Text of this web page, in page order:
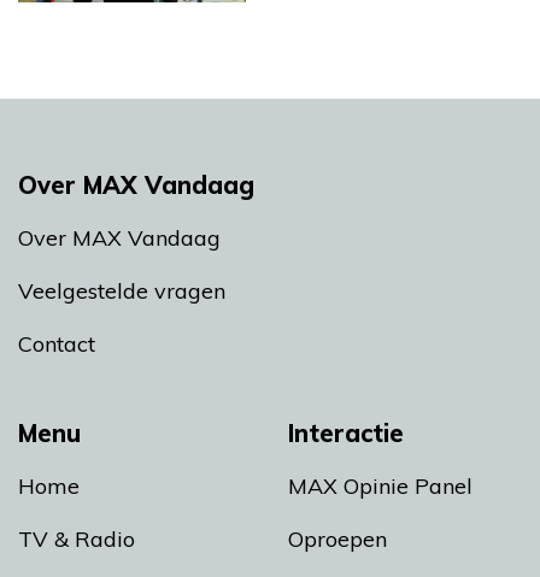
Menu
Home
TV & Radio
Interactie
MAX Opinie Panel
Oproepen
Over MAX Vandaag
Over MAX Vandaag
Veelgestelde vragen
Contact